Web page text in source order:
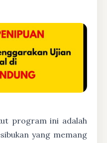
program ini adalah
yang memang